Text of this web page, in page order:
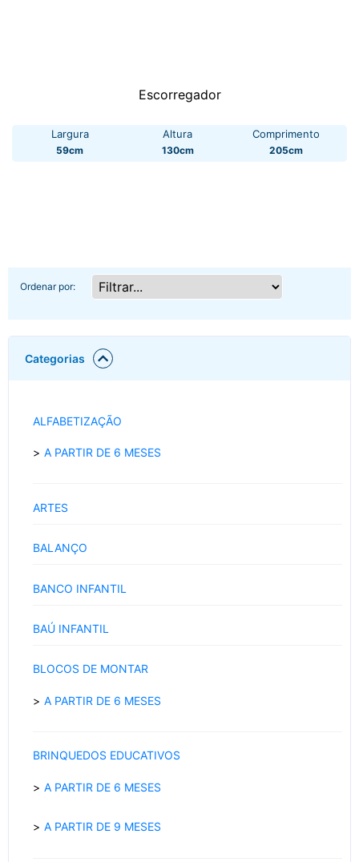
Categorias
ALFABETIZAÇÃO
A PARTIR DE 6 MESES
ARTES
BALANÇO
BANCO INFANTIL
BAÚ INFANTIL
BLOCOS DE MONTAR
A PARTIR DE 6 MESES
BRINQUEDOS EDUCATIVOS
A PARTIR DE 6 MESES
A PARTIR DE 9 MESES
Escorregador
Largura
59cm
Altura
130cm
Comprimento
205cm
Ordenar por: